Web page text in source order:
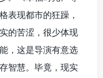
表现都市的狂躁，
的苦涩，很少体现
，这是导演有意选
智慧。毕竟，现实